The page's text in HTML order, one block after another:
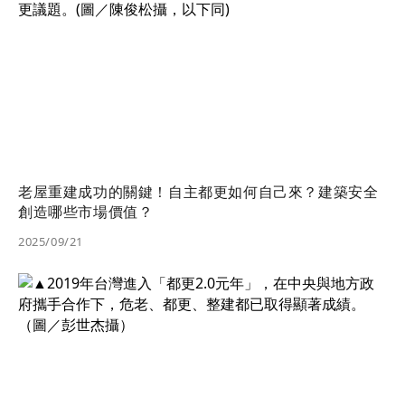
老屋重建成功的關鍵！自主都更如何自己來？建築安全
創造哪些市場價值？
2025/09/21